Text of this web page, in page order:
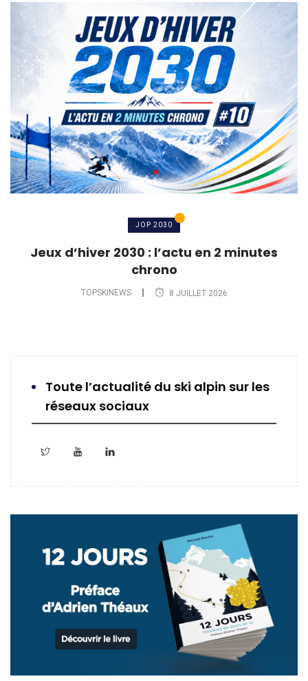
JOP 2030
Jeux d’hiver 2030 : l’actu en 2 minutes
chrono
TOPSKINEWS 8 JUILLET 2026
Toute l’actualité du ski alpin sur les
réseaux sociaux